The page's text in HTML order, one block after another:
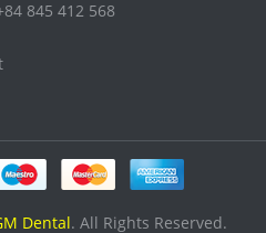
845 412 568
Dental. All Rights Reserved.